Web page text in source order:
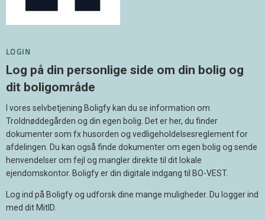
LOGIN
Log på din personlige side om din bolig og
dit boligområde
I vores selvbetjening Boligfy kan du se information om
Troldnøddegården og din egen bolig. Det er her, du finder
dokumenter som fx husorden og vedligeholdelsesreglement for
afdelingen. Du kan også finde dokumenter om egen bolig og sende
henvendelser om fejl og mangler direkte til dit lokale
ejendomskontor. Boligfy er din digitale indgang til BO-VEST.
Log ind på Boligfy og udforsk dine mange muligheder. Du logger ind
med dit MitID.